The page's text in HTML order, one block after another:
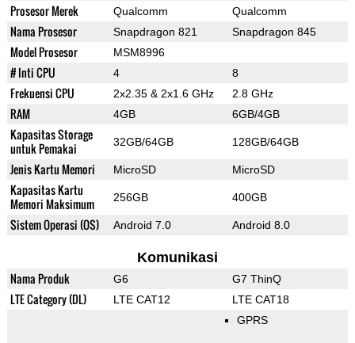
Prosesor Merek Qualcomm Qualcomm
Nama Prosesor Snapdragon 821 Snapdragon 845
Model Prosesor MSM8996
# Inti CPU 4 8
Frekuensi CPU 2x2.35 & 2x1.6 GHz 2.8 GHz
RAM 4GB 6GB/4GB
Kapasitas Storage
untuk Pemakai
32GB/64GB 128GB/64GB
Jenis Kartu Memori MicroSD MicroSD
Kapasitas Kartu
Memori Maksimum
256GB 400GB
Sistem Operasi (OS) Android 7.0 Android 8.0
Komunikasi
Nama Produk G6 G7 ThinQ
LTE Category (DL) LTE CAT12 LTE CAT18
GPRS